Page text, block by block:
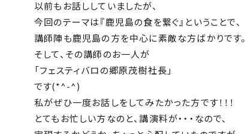
以前もお話ししていましたが、
今回のテーマは『鹿児島の食を繋ぐ』ということで、
講師陣も鹿児島の方を中心に素敵な方ばかりです。
そして、その講師のお一人が
「フェスティバロの郷原茂樹社長」
です(*^-^)
私がぜひ一度お話しをしてみたかった方です！！！
とてもお忙しい方なのと、講演料が・・・なので、